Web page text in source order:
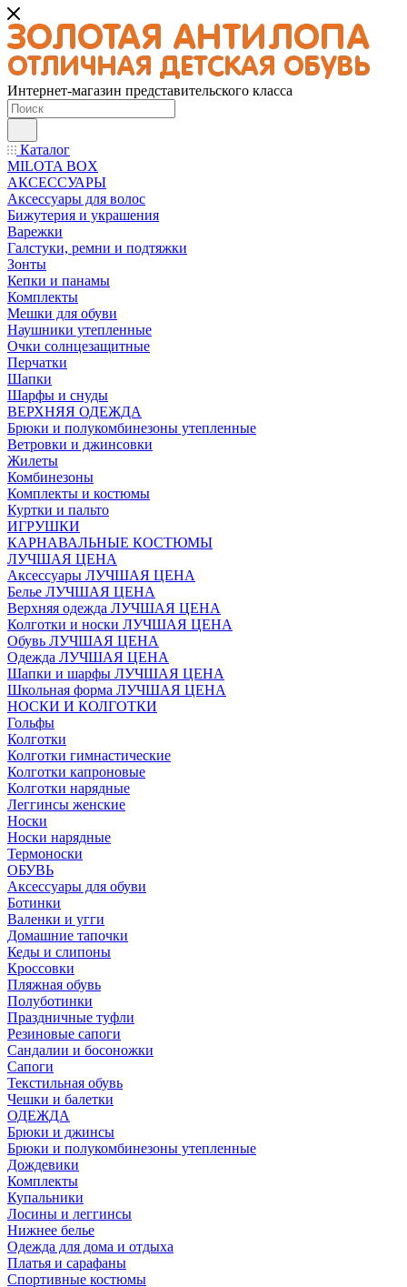
Интернет-магазин представительского класса
Каталог
MILOTA BOX
АКСЕССУАРЫ
Аксессуары для волос
Бижутерия и украшения
Варежки
Галстуки, ремни и подтяжки
Зонты
Кепки и панамы
Комплекты
Мешки для обуви
Наушники утепленные
Очки солнцезащитные
Перчатки
Шапки
Шарфы и снуды
ВЕРХНЯЯ ОДЕЖДА
Брюки и полукомбинезоны утепленные
Ветровки и джинсовки
Жилеты
Комбинезоны
Комплекты и костюмы
Куртки и пальто
ИГРУШКИ
КАРНАВАЛЬНЫЕ КОСТЮМЫ
ЛУЧШАЯ ЦЕНА
Аксессуары ЛУЧШАЯ ЦЕНА
Белье ЛУЧШАЯ ЦЕНА
Верхняя одежда ЛУЧШАЯ ЦЕНА
Колготки и носки ЛУЧШАЯ ЦЕНА
Обувь ЛУЧШАЯ ЦЕНА
Одежда ЛУЧШАЯ ЦЕНА
Шапки и шарфы ЛУЧШАЯ ЦЕНА
Школьная форма ЛУЧШАЯ ЦЕНА
НОСКИ И КОЛГОТКИ
Гольфы
Колготки
Колготки гимнастические
Колготки капроновые
Колготки нарядные
Леггинсы женские
Носки
Носки нарядные
Термоноски
ОБУВЬ
Аксессуары для обуви
Ботинки
Валенки и угги
Домашние тапочки
Кеды и слипоны
Кроссовки
Пляжная обувь
Полуботинки
Праздничные туфли
Резиновые сапоги
Сандалии и босоножки
Сапоги
Текстильная обувь
Чешки и балетки
ОДЕЖДА
Брюки и джинсы
Брюки и полукомбинезоны утепленные
Дождевики
Комплекты
Купальники
Лосины и леггинсы
Нижнее белье
Одежда для дома и отдыха
Платья и сарафаны
Спортивные костюмы